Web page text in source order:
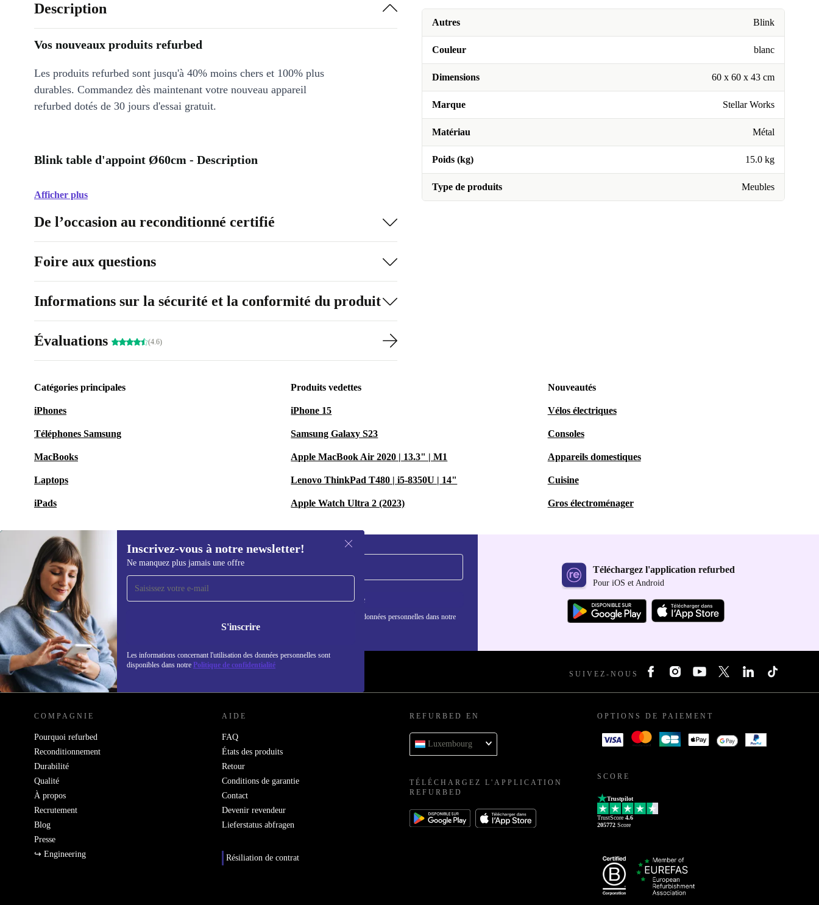
Autres Blink
Couleur blanc
Dimensions 60 x 60 x 43 cm
Marque Stellar Works
Matériau Métal
Poids (kg) 15.0 kg
Type de produits Meubles
Description
Vos nouveaux produits refurbed
Les produits refurbed sont jusqu'à 40% moins chers et 100% plus
durables. Commandez dès maintenant votre nouveau appareil
refurbed dotés de 30 jours d'essai gratuit.
Blink table d'appoint Ø60cm - Description
Afficher plus
De l’occasion au reconditionné certifié
Foire aux questions
Informations sur la sécurité et la conformité du produit
Évaluations (4.6)
Catégories principales
iPhones
Téléphones Samsung
MacBooks
Laptops
iPads
Produits vedettes
iPhone 15
Samsung Galaxy S23
Apple MacBook Air 2020 | 13.3" | M1
Lenovo ThinkPad T480 | i5-8350U | 14"
Apple Watch Ultra 2 (2023)
Nouveautés
Vélos électriques
Consoles
Appareils domestiques
Cuisine
Gros électroménager
Inscrivez-vous à notre newsletter!
Ne manquez plus jamais une offre
S'inscrire
Les informations concernant l'utilisation des données personnelles sont
disponibles dans notre Politique de confidentialité
Recevoir offres et infos de
refurbed par mail
Ne manquez plus aucune offre.
S'inscrire
Retrouvez les informations sur l'utilisation des données personnelles dans notre
politique de confidentialité
Téléchargez l'application refurbed
Pour iOS et Android
REFURBED LUXEMBOURG - RETHINK NEW. SUIVEZ-NOUS
COMPAGNIE
Pourquoi refurbed
Reconditionnement
Durabilité
Qualité
À propos
Recrutement
Blog
Presse
↪ Engineering
AIDE
FAQ
États des produits
Retour
Conditions de garantie
Contact
Devenir revendeur
Lieferstatus abfragen
Résiliation de contrat
REFURBED EN
Luxembourg
TÉLÉCHARGEZ L'APPLICATION
REFURBED
OPTIONS DE PAIEMENT
SCORE
Trustpilot
TrustScore 4.6
205772 Score